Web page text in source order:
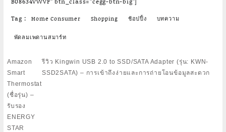
Tag :
Home Consumer Shopping ช้อปปิ้ง บทความ
พัดลมเพดานสมาร์ท
Post
navigation
Amazon
Smart
Thermostat
(ชื่อรุ่น) –
รับรอง
ENERGY
STAR
รีวิว Kingwin USB 2.0 to SSD/SATA Adapter (รุ่น: KWN-
SSD2SATA) – การเข้าถึงง่ายและการถ่ายโอนข้อมูลสะดวก